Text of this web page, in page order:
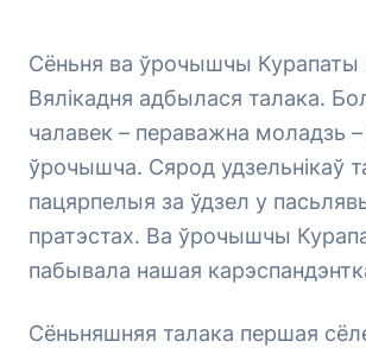
Сёньня ва ўрочышчы Курапаты
Вялікадня адбылася талака.
чалавек – пераважна моладзь –
ўрочышча. Сярод удзельнікаў
пацярпелыя за ўдзел у
пратэстах. Ва ўрочышчы
пабывала нашая
Сёньняшняя талака першая